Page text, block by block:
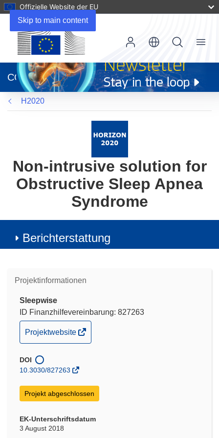
Skip to main content
Offizielle Website der EU
neuem
Fenster)
CORDIS
Menu
H2020
Non-intrusive solution for
Obstructive Sleep Apnea
Syndrome
Berichterstattung
Projektinformationen
Sleepwise
ID Finanzhilfevereinbarung: 827263
(öffnet
in
neuem
Fenster)
Projektwebsite
DOI
10.3030/827263
Projekt abgeschlossen
EK-Unterschriftsdatum
3 August 2018